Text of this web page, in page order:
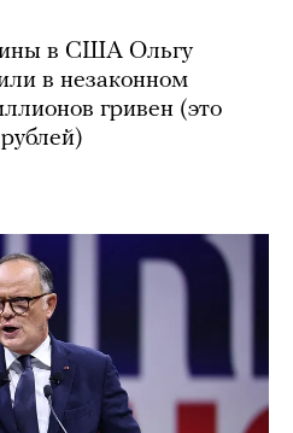
в США Ольгу
в незаконном
гривен (это